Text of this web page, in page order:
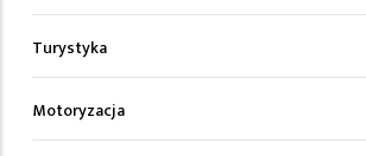
Turystyka
Motoryzacja